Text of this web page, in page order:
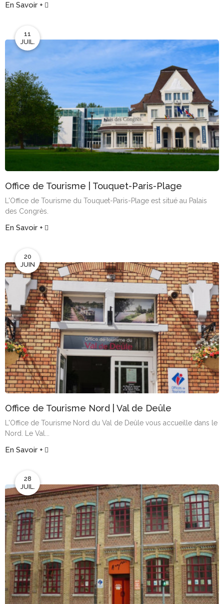
En Savoir +
11
JUIL.
Office de Tourisme | Touquet-Paris-Plage
L'Office de Tourisme du Touquet-Paris-Plage est situé au Palais
des Congrès.
En Savoir +
20
JUIN
Office de Tourisme Nord | Val de Deûle
L'Office de Tourisme Nord du Val de Deûle vous accueille dans le
Nord. Le Val...
En Savoir +
28
JUIL.